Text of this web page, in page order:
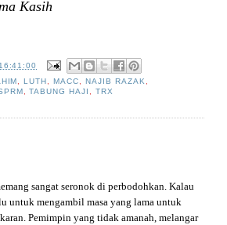
Kasih
16:41:00
, LUTH , MACC, NAJIB RAZAK,
,TABUNG HAJI ,TRX
sangat seronok di perbodohkan. Kalau
untuk mengambil masa yang lama untuk
Pemimpin yang tidak amanah, melangar